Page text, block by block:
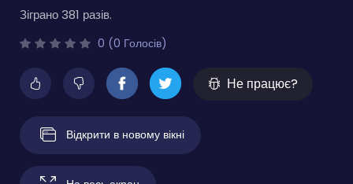
Зіграно 381 разів.
0 (0 Голосів)
Не працює?
Відкрити в новому вікні